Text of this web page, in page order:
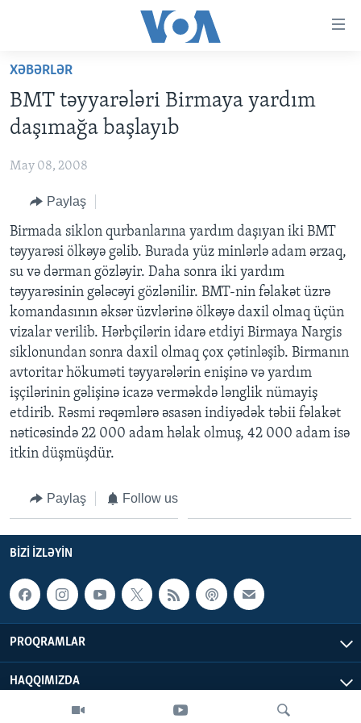
Skip
main
content
to
Navigation
Skip
to
Search
PROQRAMLAR
DÜNYAYA BAXIŞ
FAKTLAR NƏ DEYIR?
AZƏRBAYCAN
DÜNYA
UKRAYNA BÖHRANI
İSRAIL-HƏMAS MÜNAQIŞƏSI
ABŞ
ABŞ SEÇKILƏRI 2024
İRAN AZƏRBAYCANI
VIDEOLAR
MEDIA AZADLIĞI
BAŞ MƏQALƏ
LEARNING ENGLISH
BIZI IZLƏYIN
XƏBƏRLƏR
BMT təyyarələri Birmaya yardım
daşımağa başlayıb
May 08, 2008
Paylaş
Birmada siklon qurbanlarına yardım daşıyan iki BMT
təyyarəsi ölkəyə gəlib. Burada yüz minlərlə adam ərzaq,
su və dərman gözləyir. Daha sonra iki yardım
təyyarəsinin gələcəyi gözlənilir. BMT-nin fəlakət üzrə
komandasının əksər üzvlərinə ölkəyə daxil olmaq üçün
vizalar verilib. Hərbçilərin idarə etdiyi Birmaya Nargis
siklonundan sonra daxil olmaq çox çətinləşib. Birmanın
avtoritar hökuməti təyyarələrin enişinə və yardım
işçilərinin gəlişinə icazə verməkdə lənglik nümayiş
etdirib. Rəsmi rəqəmlərə əsasən indiyədək təbii fəlakət
nəticəsində 22 000 adam həlak olmuş, 42 000 adam isə
itkin düşmüşdür.
Paylaş Follow us
BIZI IZLƏYIN
PROQRAMLAR
HAQQIMIZDA